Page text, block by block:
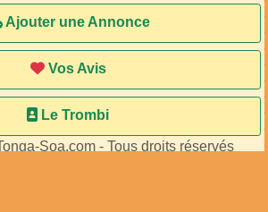
Ajouter une Annonce
Vos Avis
Le Trombi
Soa.com - Tous droits réservés